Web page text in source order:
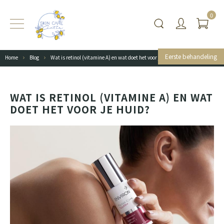
Eerste behandeling
0
Home Blog Wat is retinol (vitamine A) en wat doet het voor je huid?
WAT IS RETINOL (VITAMINE A) EN WAT
DOET HET VOOR JE HUID?